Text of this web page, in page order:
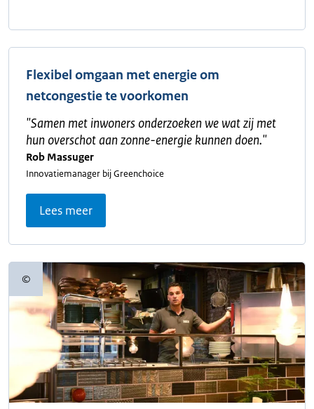
Flexibel omgaan met energie om
netcongestie te voorkomen
"Samen met inwoners onderzoeken we wat zij met
hun overschot aan zonne-energie kunnen doen."
Rob Massuger
Innovatiemanager bij Greenchoice
Lees meer
©Copyrightinformatie